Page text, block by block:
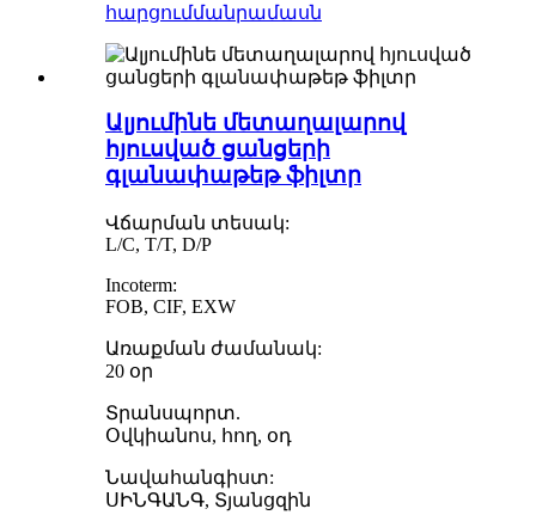
հարցումմանրամասն
Ալյումինե մետաղալարով
հյուսված ցանցերի
գլանափաթեթ ֆիլտր
Վճարման տեսակ:
L/C, T/T, D/P
Incoterm:
FOB, CIF, EXW
Առաքման ժամանակ:
20 օր
Տրանսպորտ.
Օվկիանոս, հող, օդ
Նավահանգիստ:
ՍԻՆԳԱՆԳ, Տյանցզին